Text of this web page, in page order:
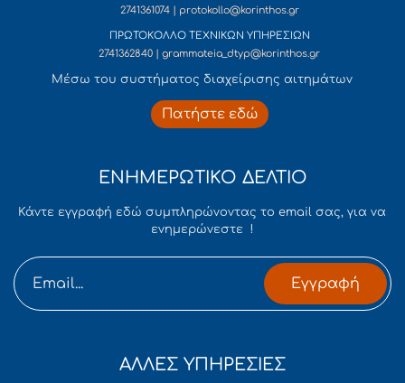
2741361074 | protokollo@korinthos.gr
ΠΡΩΤΟΚΟΛΛΟ ΤΕΧΝΙΚΩΝ ΥΠΗΡΕΣΙΩΝ
2741362840 | grammateia_dtyp@korinthos.gr
Mέσω του συστήματος διαχείρισης αιτημάτων
Πατήστε εδώ
ΕΝΗΜΕΡΩΤΙΚΟ ΔΕΛΤΙΟ
Κάντε εγγραφή εδώ συμπληρώνοντας το email σας, για να
ενημερώνεστε !
Εγγραφή
ΑΛΛΕΣ ΥΠΗΡΕΣΙΕΣ